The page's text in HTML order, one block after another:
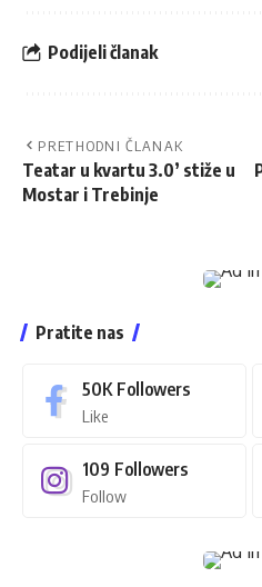
Podijeli članak
PRETHODNI ČLANAK
Teatar u kvartu 3.0’ stiže u
Mostar i Trebinje
Pratite nas
50K Followers
Like
109 Followers
Follow